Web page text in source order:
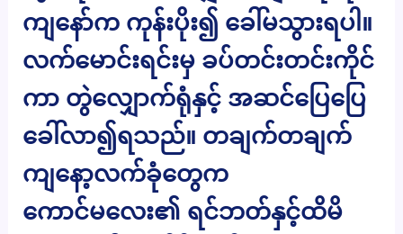
ကျနော်က ကုန်းပိုး၍ ခေါ်မသွားရပါ။
လက်မောင်းရင်းမှ ခပ်တင်းတင်းကိုင်
ကာ တွဲလျှောက်ရုံနှင့် အဆင်ပြေပြေ
ခေါ်လာ၍ရသည်။ တချက်တချက်
ကျနော့လက်ခုံတွေက
ကောင်မလေး၏ ရင်ဘတ်နှင့်ထိမိ